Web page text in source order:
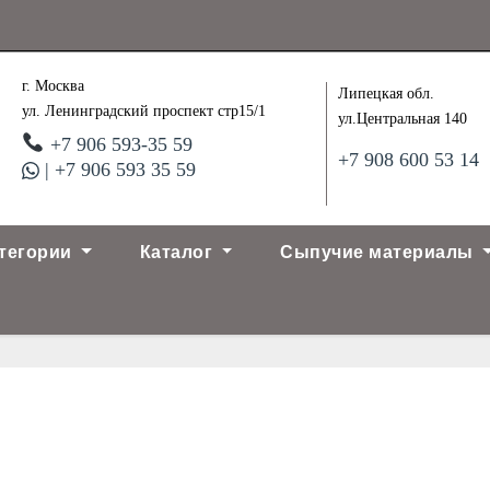
г. Москва
ул. Ленинградский проспект стр15/1
+7 906 593-35 59
| +7 906 593 35 59
Липецкая обл.
ул.Центральная 140
+7 908 600 53 14
Каталог Сыпучие материалы